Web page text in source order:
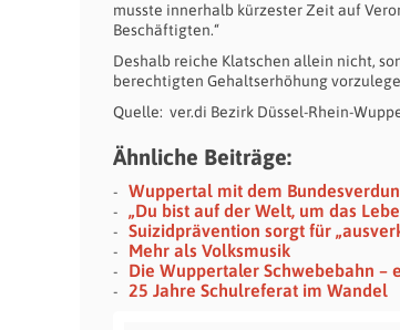
musste innerhalb kürzester Zeit auf
Beschäftigten.“
Deshalb reiche Klatschen allein nicht,
berechtigten Gehaltserhöhung
Quelle: ver.di Bezirk Düssel-Rhein-
Ähnliche Beiträge:
Wuppertal mit dem
„Du bist auf der Welt, um das
Suizidprävention sorgt für
Mehr als Volksmusik
Die Wuppertaler Schwebebahn –
25 Jahre Schulreferat im Wandel